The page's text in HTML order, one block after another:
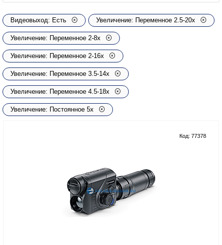
Видеовыход: Есть Увеличение: Переменное 2.5-20х
Увеличение: Переменное 2-8х
Увеличение: Переменное 2-16х
Увеличение: Переменное 3.5-14x
Увеличение: Переменное 4.5-18х
Увеличение: Постоянное 5х
Код: 77378